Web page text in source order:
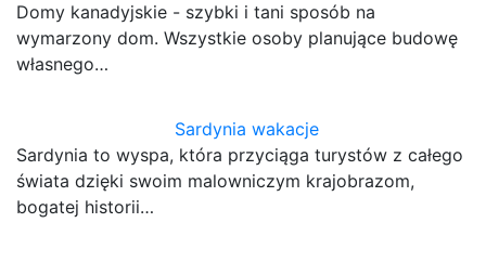
Domy kanadyjskie - szybki i tani sposób na
wymarzony dom. Wszystkie osoby planujące budowę
własnego…
Sardynia wakacje
Sardynia to wyspa, która przyciąga turystów z całego
świata dzięki swoim malowniczym krajobrazom,
bogatej historii…